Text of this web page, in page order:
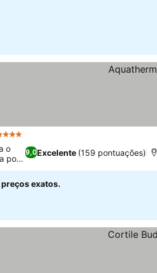
Estrelas
9,0Excelente (159 pontuações)
o
por
exatos.